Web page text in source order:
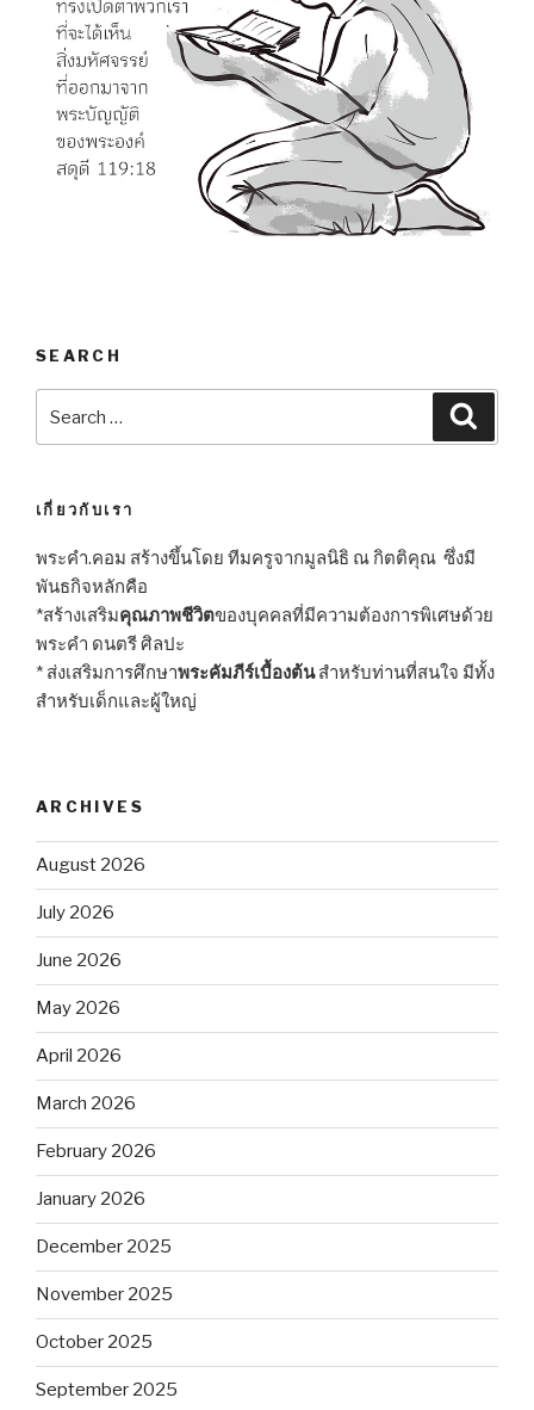
SEARCH
เกี่ยวกับเรา
พระคำ.คอม สร้างขึ้นโดย ทีมครูจากมูลนิธิ ณ กิตติคุณ ซึ่งมี
พันธกิจหลักคือ
*สร้างเสริมคุณภาพชีวิตของบุคคลที่มีความต้องการพิเศษด้วย
พระคำ ดนตรี ศิลปะ
* ส่งเสริมการศึกษาพระคัมภีร์เบื้องต้นสำหรับท่านที่สนใจ มีทั้ง
สำหรับเด็กและผู้ใหญ่
ARCHIVES
August 2026
July 2026
June 2026
May 2026
April 2026
March 2026
February 2026
January 2026
December 2025
November 2025
October 2025
September 2025